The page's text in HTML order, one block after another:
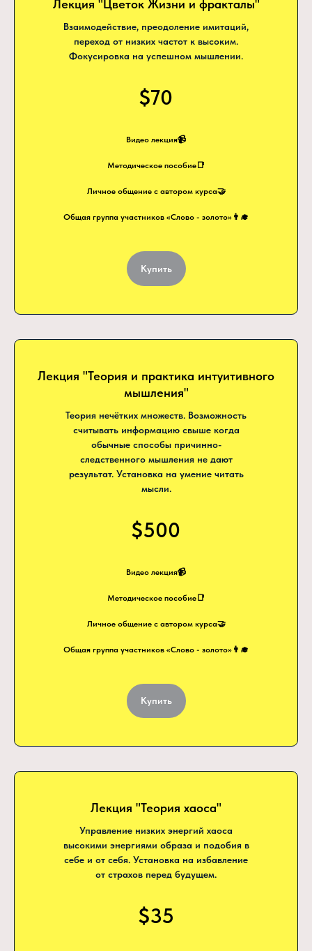
Лекция "Цветок Жизни и фракталы"
Взаимодействие, преодоление имитаций,
переход от низких частот к высоким.
Фокусировка на успешном мышлении.
$70
Видео лекция📹
Методическое пособие📑
Личное общение с автором курса🤝
Общая группа участников «Слово - золото»👨‍🎓
Купить
Лекция "Теория и практика интуитивного
мышления"
Теория нечётких множеств. Возможность
считывать информацию свыше когда
обычные способы причинно-
следственного мышления не дают
результат. Установка на умение читать
мысли.
$500
Видео лекция📹
Методическое пособие📑
Личное общение с автором курса🤝
Общая группа участников «Слово - золото»👨‍🎓
Купить
Лекция "Теория хаоса"
Управление низких энергий хаоса
высокими энергиями образа и подобия в
себе и от себя. Установка на избавление
от страхов перед будущем.
$35